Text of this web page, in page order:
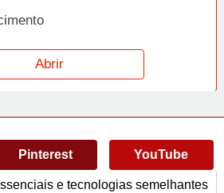
Abrir
Pinterest YouTube
e tecnologias semelhantes